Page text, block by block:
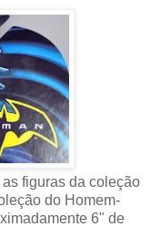
figuras da coleção
do Homem-
6" de